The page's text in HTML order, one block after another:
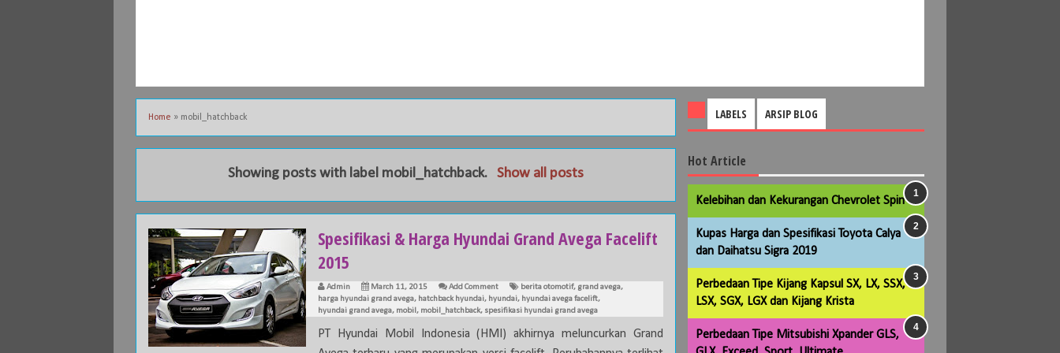
Home » mobil_hatchback
Showing posts with label mobil_hatchback. Show all posts
Spesifikasi & Harga Hyundai Grand Avega Facelift
2015
Admin March 11, 2015 Add Comment berita otomotif, grand avega,
harga hyundai grand avega, hatchback hyundai, hyundai, hyundai avega facelift,
hyundai grand avega, mobil , mobil_hatchback, spesifikasi hyundai grand avega
PT Hyundai Mobil Indonesia (HMI) akhirnya meluncurkan Grand
LABELS ARSIP BLOG
Hot Article
Kelebihan dan Kekurangan Chevrolet Spin
Kupas Harga dan Spesifikasi Toyota Calya
dan Daihatsu Sigra 2019
Perbedaan Tipe Kijang Kapsul SX, LX, SSX,
LSX, SGX, LGX dan Kijang Krista
Perbedaan Tipe Mitsubishi Xpander GLS,